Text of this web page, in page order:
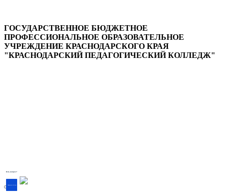
ГОСУДАРСТВЕННОЕ БЮДЖЕТНОЕ
ПРОФЕССИОНАЛЬНОЕ ОБРАЗОВАТЕЛЬНОЕ
УЧРЕЖДЕНИЕ КРАСНОДАРСКОГО КРАЯ
"КРАСНОДАРСКИЙ ПЕДАГОГИЧЕСКИЙ КОЛЛЕДЖ"
Есть вопрос?
Напишите об этом